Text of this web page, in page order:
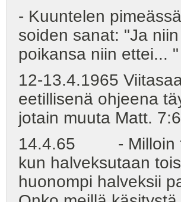
- Kuuntelen
soiden sanat: "Ja
poikansa niin ettei... "
12-13.4.1965
eetillisenä ohjeena
jotain muuta Matt.
14.4.65 - Milloin
kun halveksutaan
huonompi halveksii